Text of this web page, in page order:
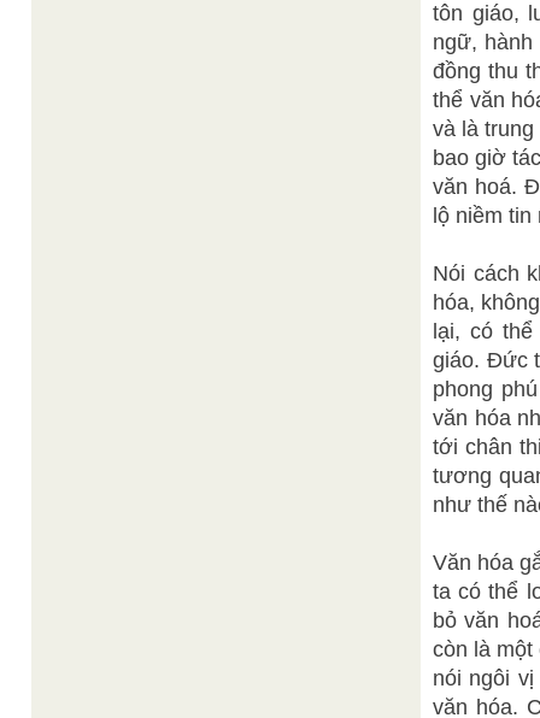
tôn giáo,
ngữ,
đồng thu
thể văn
và là
bao giờ
văn hoá.
lộ niềm
Nói cách
hóa,
lại, có
giáo. Đức
phong
văn hóa
tới chân
tương
như thế
Văn hóa
ta có thể
bỏ văn
còn là một
nói ngôi
văn hóa.